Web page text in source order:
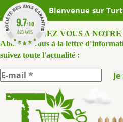
ABONNEZ VOUS A
Abonnez-vous à la lettre
suivez toute l'actualité :
Skip
to
content
Bienvenue sur
9.7/10
823 AVIS